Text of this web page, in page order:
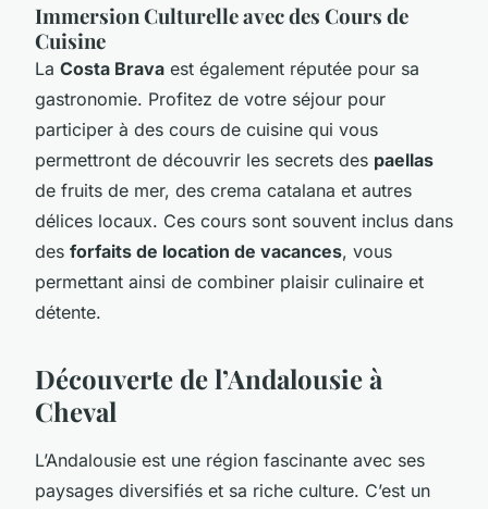
Immersion Culturelle avec des Cours de
Cuisine
La Costa Brava est également réputée pour sa
gastronomie. Profitez de votre séjour pour
participer à des cours de cuisine qui vous
permettront de découvrir les secrets des paellas
de fruits de mer, des crema catalana et autres
délices locaux. Ces cours sont souvent inclus dans
des forfaits de location de vacances, vous
permettant ainsi de combiner plaisir culinaire et
détente.
Découverte de l’Andalousie à
Cheval
L’Andalousie est une région fascinante avec ses
paysages diversifiés et sa riche culture. C’est un